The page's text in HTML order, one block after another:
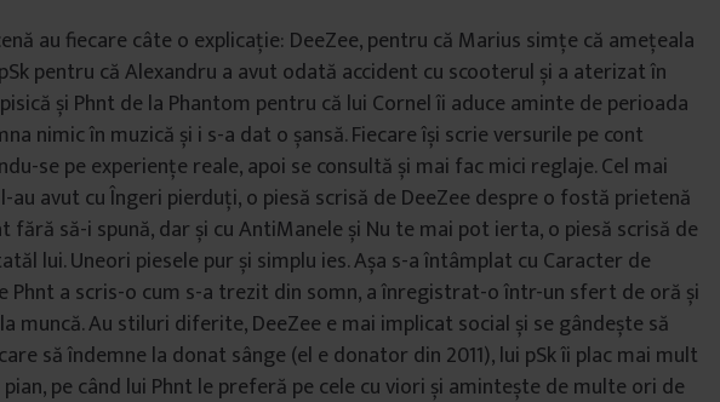
au fiecare câte o explicație: DeeZee, pentru că Marius simțe că amețeala
pentru că Alexandru a avut odată accident cu scooterul și a aterizat în
și Phnt de la Phantom pentru că lui Cornel îi aduce aminte de perioada
nimic în muzică și i s-a dat o șansă. Fiecare își scrie versurile pe cont
se pe experiențe reale, apoi se consultă și mai fac mici reglaje. Cel mai
au avut cu Îngeri pierduți, o piesă scrisă de DeeZee despre o fostă prietenă
fără să-i spună, dar și cu AntiManele și Nu te mai pot ierta, o piesă scrisă de
lui. Uneori piesele pur și simplu ies. Așa s-a întâmplat cu Caracter de
Phnt a scris-o cum s-a trezit din somn, a înregistrat-o într-un sfert de oră și
muncă. Au stiluri diferite, DeeZee e mai implicat social și se gândește să
să îndemne la donat sânge (el e donator din 2011), lui pSk îi plac mai mult
pe când lui Phnt le preferă pe cele cu viori și amintește de multe ori de